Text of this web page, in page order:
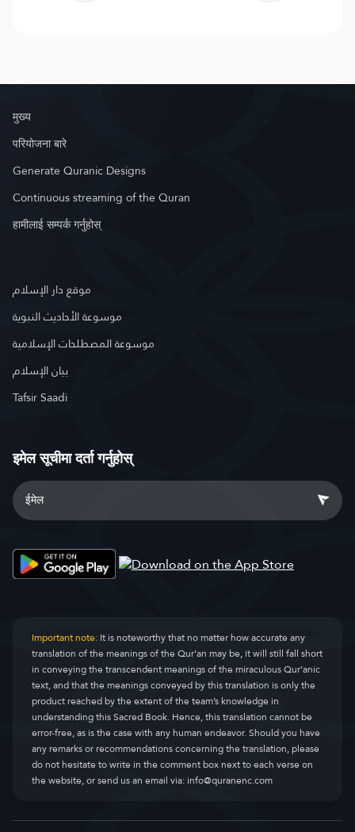
मुख्य
परियोजना बारे
Generate Quranic Designs
Continuous streaming of the Quran
हामीलाई सम्पर्क गर्नुहोस्
موقع دار الإسلام
موسوعة الأحاديث النبوية
موسوعة المصطلحات الإسلامية
بيان الإسلام
Tafsir Saadi
इमेल सूचीमा दर्ता गर्नुहोस्
Important note:It is noteworthy that no matter how accurate any
translation of the meanings of the Qur’an may be, it will still fall short
in conveying the transcendent meanings of the miraculous Qur’anic
text, and that the meanings conveyed by this translation is only the
product reached by the extent of the team’s knowledge in
understanding this Sacred Book. Hence, this translation cannot be
error-free, as is the case with any human endeavor. Should you have
any remarks or recommendations concerning the translation, please
do not hesitate to write in the comment box next to each verse on
the website, or send us an email via:info@quranenc.com